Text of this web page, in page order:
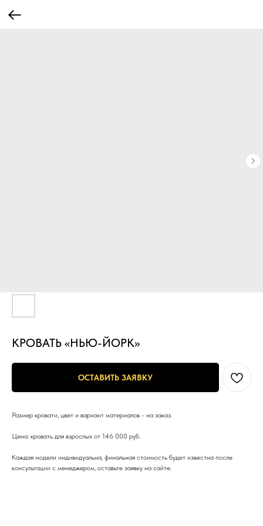
КРОВАТЬ «НЬЮ-ЙОРК»
ОСТАВИТЬ ЗАЯВКУ
Размер кровати, цвет и вариант материалов - на заказ.
Цена: кровать для взрослых от 146 000 руб.
Каждая модели индивидуальна, финальная стоимость будет известна после
консультации с менеджером, оставьте заявку на сайте.